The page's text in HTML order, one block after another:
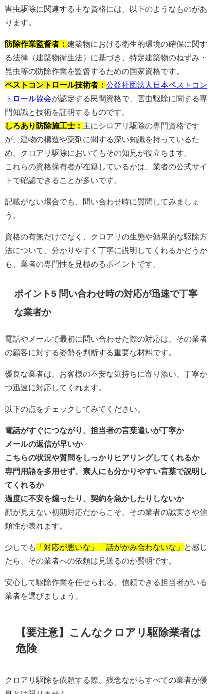
害虫駆除に関連する主な資格には、以下のようなものがあ
ります。
防除作業監督者： 建築物における衛生的環境の確保に関す
る法律（建築物衛生法）に基づき、特定建築物のねずみ・
昆虫等の防除作業を監督するための国家資格です。
ペストコントロール技術者： 公益社団法人日本ペストコン
トロール協会が認定する民間資格で、害虫駆除に関する専
門知識と技術を証明するものです。
しろあり防除施工士： 主にシロアリ駆除の専門資格です
が、建物の構造や薬剤に関する深い知識を持っているた
め、クロアリ駆除においてもその知見が役立ちます。
これらの資格保有者が在籍しているかは、業者の公式サイ
トで確認できることが多いです。
記載がない場合でも、問い合わせ時に質問してみましょ
う。
資格の有無だけでなく、クロアリの生態や効果的な駆除方
法について、分かりやすく丁寧に説明してくれるかどうか
も、業者の専門性を見極めるポイントです。
ポイント5 問い合わせ時の対応が迅速で丁寧
な業者か
電話やメールで最初に問い合わせた際の対応は、その業者
の顧客に対する姿勢を判断する重要な材料です。
優良な業者は、お客様の不安な気持ちに寄り添い、丁寧か
つ迅速に対応してくれます。
以下の点をチェックしてみてください。
電話がすぐにつながり、担当者の言葉遣いが丁寧か
メールの返信が早いか
こちらの状況や質問をしっかりヒアリングしてくれるか
専門用語を多用せず、素人にも分かりやすい言葉で説明し
てくれるか
過度に不安を煽ったり、契約を急かしたりしないか
顔が見えない初期対応だからこそ、その業者の誠実さや信
頼性が表れます。
少しでも 「対応が悪いな」「話がかみ合わないな」
と感じ
たら、その業者への依頼は見送るのが賢明です。
安心して駆除作業を任せられる、信頼できる担当者がいる
業者を選びましょう。
【要注意】こんなクロアリ駆除業者は
危険
クロアリ駆除を依頼する際、残念ながらすべての業者が優